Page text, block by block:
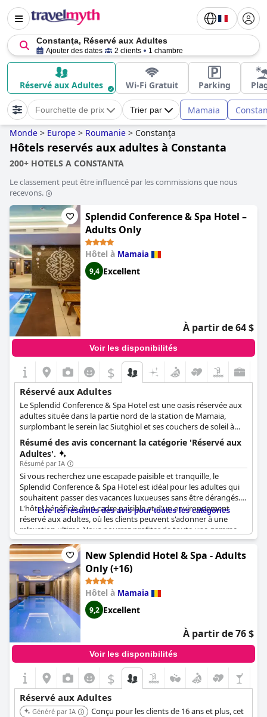
Constanţa, Réservé aux Adultes
Ajouter des dates 2 clients 1 chambre
Réservé aux Adultes Wi-Fi Gratuit Parking
Fourchette de prix Trier par Mamaia
Monde > Europe > Roumanie > Constanţa
Hôtels reservés aux adultes à Constanta
200+ HOTELS A CONSTANTA
Le classement peut être influencé par les commissions que nous
recevons.
Splendid Conference & Spa Hotel –
Adults Only
Hôtel à Mamaia
9,4 Excellent
À partir de 64 $
Voir les disponibilités
$
Réservé aux Adultes
Le Splendid Conference & Spa Hotel est une oasis réservée aux
adultes située dans la partie nord de la station de Mamaia,
surplombant le serein lac Siutghiol et ses couchers de soleil à
couper le souffle. Les clients peuvent apprécier les chambres
modernes, disponibles avec vue sur le lac ou sur la rue, et
commencer chaque journée par un délicieux petit déjeuner
avant de se détendre au bord de la piscine ou dans l'espace spa.
Les soirées peuvent être passées à savourer un dîner
romantique dans l'exquis restaurant de l'hôtel. Dans cet hôtel 4
étoiles, la relaxation, le confort et la tranquillité sont de la plus
haute importance, garantissant une expérience mémorable à
tous les clients. Le centre de bien-être de l'hôtel, réservé aux
adultes, propose un grand nombre d'équipements, notamment
une piscine intérieure avec un bain à remous, des saunas secs et
humides, une douche émotionnelle, une fontaine de glace et un
espace de relaxation réservé. Pour un rajeunissement
supplémentaire, les clients peuvent réserver un service de
massage moyennant un supplément. Le Splendid Conference &
Spa Hotel promet un séjour inoubliable aux voyageurs adultes à
la recherche d'une retraite tranquille et luxueuse.
Résumé des avis concernant la catégorie 'Réservé aux
Adultes'.
Résumé par IA
Si vous recherchez une escapade paisible et tranquille, le
Splendid Conference & Spa Hotel est idéal pour les adultes qui
souhaitent passer des vacances luxueuses sans être dérangés.
L'hôtel bénéficie d'un cadre paisible et d'un environnement
réservé aux adultes, où les clients peuvent s'adonner à une
relaxation ultime. Vous pourrez profiter de toute une gamme
d'équipements, notamment d'un spa, d'une piscine et bien plus
encore. Les commentaires reflètent une impression positive de
l'hôtel, les clients le qualifiant d'agréable, de paisible et de tout
simplement splendide. Bien qu'il soit situé dans une zone
animée, les clients peuvent s'immerger dans un environnement
calme et serein. Pour un séjour confortable et reposant, cet
hôtel réservé aux adultes est une excellente option.
Lire les résumés des avis pour toutes les catégories
New Splendid Hotel & Spa - Adults
Only (+16)
Hôtel à Mamaia
9,2 Excellent
À partir de 76 $
Voir les disponibilités
$
Réservé aux Adultes
Généré par IA
Conçu pour les clients de 16 ans et plus, cet